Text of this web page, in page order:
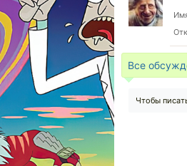
Все
Чтобы